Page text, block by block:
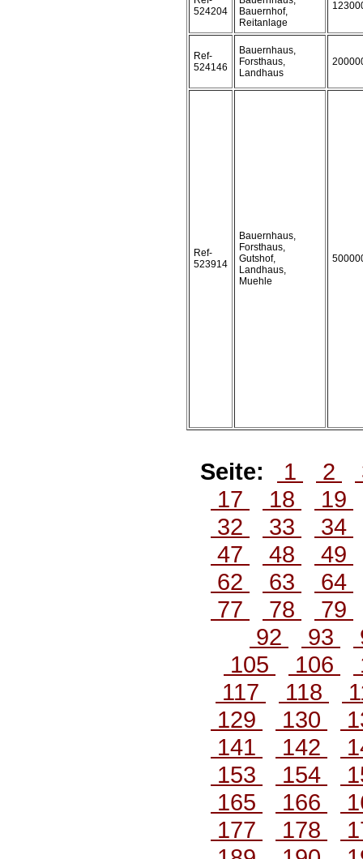
524204
Bauernhof,
Reitanlage
Ref-
524146
Bauernhaus,
Forsthaus,
Landhaus
Ref-
523914
Bauernhaus,
Forsthaus,
Gutshof,
Landhaus,
Muehle
Seite: 1 2
17
18
19
32
33
34
47
48
49
62
63
64
77
78
79
92
93
105
106
117
118
129
130
141
142
153
154
165
166
177
178